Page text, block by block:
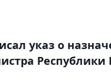
указ о
Республики